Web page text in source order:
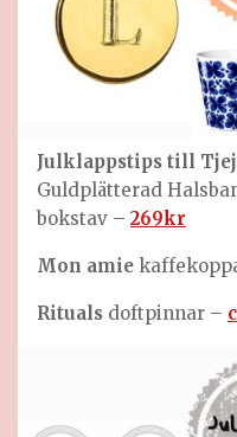
Julklappstips till
Guldplätterad
bokstav – 269kr
Mon amie
Rituals doftpinnar –